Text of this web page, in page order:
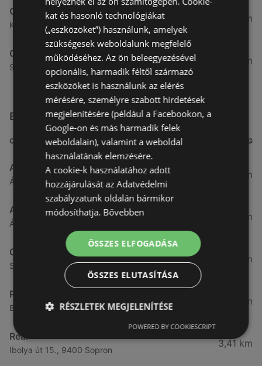
Coop
Kossuth L.U. 558/8.Hrsz, 9483 Fertőszentmiklós
23,22 km
Coop
Soproni U. 4., 9436 Fertőd
24,98 km
Egyéb Szupermarketek üzletek a közelben
CÍM TÁVOLSÁG
Aldi
Ágfalvi út 4/A., 9400 Sopron
3,26 km
Aldi
Ágfalvi út 4/a, 9400 Sopron
3,26 km
CBA
Somfalvi u. 14., 9400 Sopron
3,31 km
Reál
Besenyő u. 16., 9400 Sopron
3,32 km
Reál
Ibolya út 15., 9400 Sopron
3,41 km
kat és hasonló technológiákat
(„eszközöket”) használunk, amelyek
szükségesek weboldalunk megfelelő
működéséhez. Az ön beleegyezésével
opcionális, harmadik féltől származó
eszközöket is használunk az elérés
mérésére, személyre szabott hirdetések
megjelenítésére (például a Facebookon, a
Google-on és más harmadik felek
weboldalain), valamint a weboldal
használatának elemzésére.
A cookie-k használatához adott
hozzájárulását az Adatvédelmi
szabályzatunk oldalán bármikor
módosíthatja. Bővebben
ÖSSZES ELFOGADÁSA
ÖSSZES ELUTASÍTÁSA
RÉSZLETEK MEGJELENÍTÉSE
POWERED BY COOKIESCRIPT